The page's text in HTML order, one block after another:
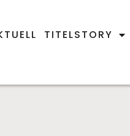
TITELSTORY